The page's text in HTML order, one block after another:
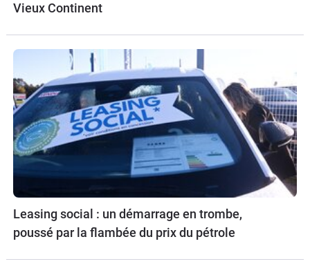
Vieux Continent
Leasing social : un démarrage en trombe,
poussé par la flambée du prix du pétrole